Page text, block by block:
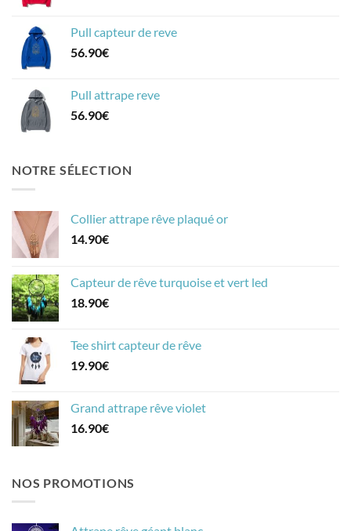
Pull capteur de reve
56.90€
Pull attrape reve
56.90€
NOTRE SÉLECTION
Collier attrape rêve plaqué or
14.90€
Capteur de rêve turquoise et vert led
18.90€
Tee shirt capteur de rêve
19.90€
Grand attrape rêve violet
16.90€
NOS PROMOTIONS